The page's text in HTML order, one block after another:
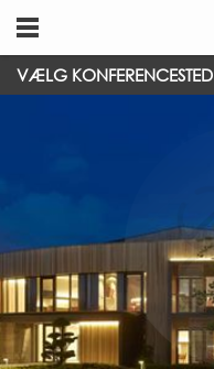
"
VÆLG KONFERENCESTED